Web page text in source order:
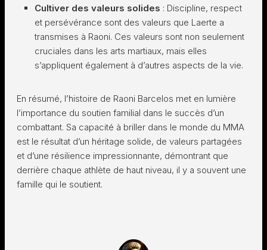
Cultiver des valeurs solides : Discipline, respect
et persévérance sont des valeurs que Laerte a
transmises à Raoni. Ces valeurs sont non seulement
cruciales dans les arts martiaux, mais elles
s’appliquent également à d’autres aspects de la vie.
En résumé, l’histoire de Raoni Barcelos met en lumière
l’importance du soutien familial dans le succès d’un
combattant. Sa capacité à briller dans le monde du MMA
est le résultat d’un héritage solide, de valeurs partagées
et d’une résilience impressionnante, démontrant que
derrière chaque athlète de haut niveau, il y a souvent une
famille qui le soutient.